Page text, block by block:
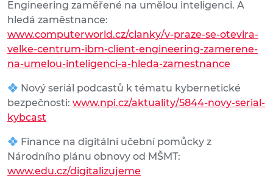
Engineering zaměřené na umělou inteligenci. A
hledá zaměstnance:
www.computerworld.cz/clanky/v-praze-se-otevira-
velke-centrum-ibm-client-engineering-zamerene-
na-umelou-inteligenci-a-hleda-zamestnance
Nový seriál podcastů k tématu kybernetické
bezpečnosti: www.npi.cz/aktuality/5844-novy-serial-
kybcast
Finance na digitální učební pomůcky z
Národního plánu obnovy od MŠMT:
www.edu.cz/digitalizujeme